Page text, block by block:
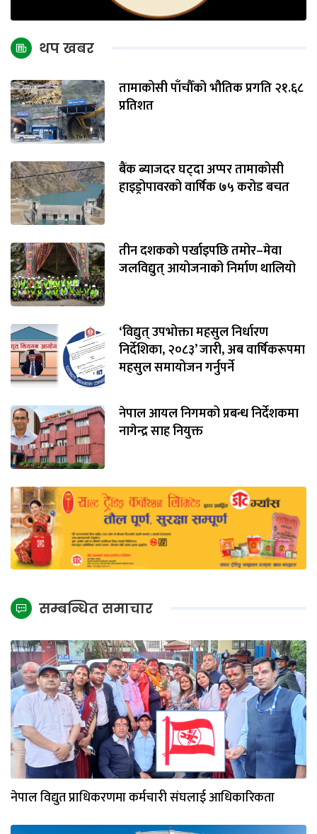
थप खबर
तामाकोसी पाँचौँको भौतिक प्रगति २१.६८
प्रतिशत
बैंक ब्याजदर घट्दा अप्पर तामाकोसी
हाइड्रोपावरको वार्षिक ७५ करोड बचत
तीन दशकको पर्खाइपछि तमोर–मेवा
जलविद्युत् आयोजनाको निर्माण थालियो
‘विद्युत् उपभोक्ता महसुल निर्धारण
निर्देशिका, २०८३’ जारी, अब वार्षिकरूपमा
महसुल समायोजन गर्नुपर्ने
नेपाल आयल निगमको प्रबन्ध निर्देशकमा
नागेन्द्र साह नियुक्त
सम्बन्धित समाचार
नेपाल विद्युत प्राधिकरणमा कर्मचारी संघलाई आधिकारिकता